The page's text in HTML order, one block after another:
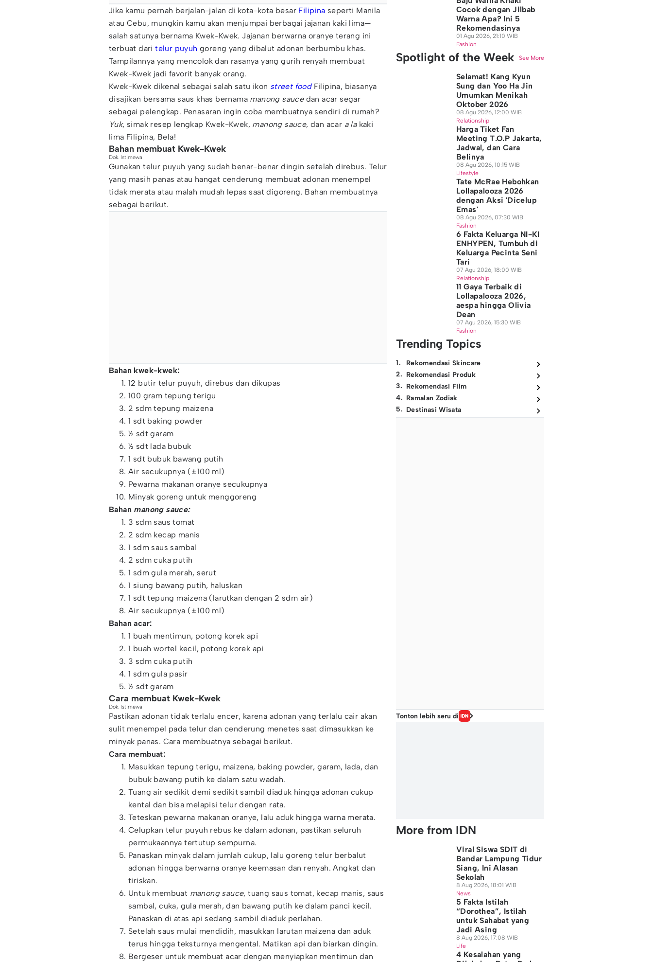
Jika kamu pernah berjalan-jalan di kota-kota besar Filipina seperti Manila
atau Cebu, mungkin kamu akan menjumpai berbagai jajanan kaki lima—
salah satunya bernama Kwek-Kwek. Jajanan berwarna oranye terang ini
terbuat daritelur puyuh goreng yang dibalut adonan berbumbu khas.
Tampilannya yang mencolok dan rasanya yang gurih renyah membuat
Kwek-Kwek jadi favorit banyak orang.
Kwek-Kwek dikenal sebagai salah satu ikon street foodFilipina, biasanya
disajikan bersama saus khas bernama manong saucedan acar segar
sebagai pelengkap. Penasaran ingin coba membuatnya sendiri di rumah?
Yuk, simak resep lengkap Kwek-Kwek, manong sauce, dan acar a lakaki
lima Filipina, Bela!
Bahan membuat Kwek-Kwek
Dok. Istimewa
Gunakan telur puyuh yang sudah benar-benar dingin setelah direbus. Telur
yang masih panas atau hangat cenderung membuat adonan menempel
tidak merata atau malah mudah lepas saat digoreng. Bahan membuatnya
sebagai berikut.
Bahan kwek-kwek:
12 butir telur puyuh, direbus dan dikupas
100 gram tepung terigu
2 sdm tepung maizena
1 sdt baking powder
½ sdt garam
½ sdt lada bubuk
1 sdt bubuk bawang putih
Air secukupnya (±100 ml)
Pewarna makanan oranye secukupnya
Minyak goreng untuk menggoreng
Bahan manong sauce:
3 sdm saus tomat
2 sdm kecap manis
1 sdm saus sambal
2 sdm cuka putih
1 sdm gula merah, serut
1 siung bawang putih, haluskan
1 sdt tepung maizena (larutkan dengan 2 sdm air)
Air secukupnya (±100 ml)
Bahan acar:
1 buah mentimun, potong korek api
1 buah wortel kecil, potong korek api
3 sdm cuka putih
1 sdm gula pasir
½ sdt garam
Cara membuat Kwek-Kwek
Dok. Istimewa
Pastikan adonan tidak terlalu encer, karena adonan yang terlalu cair akan
sulit menempel pada telur dan cenderung menetes saat dimasukkan ke
minyak panas. Cara membuatnya sebagai berikut.
Cara membuat:
Masukkan tepung terigu, maizena, baking powder, garam, lada, dan
bubuk bawang putih ke dalam satu wadah.
Tuang air sedikit demi sedikit sambil diaduk hingga adonan cukup
kental dan bisa melapisi telur dengan rata.
Teteskan pewarna makanan oranye, lalu aduk hingga warna merata.
Celupkan telur puyuh rebus ke dalam adonan, pastikan seluruh
permukaannya tertutup sempurna.
Panaskan minyak dalam jumlah cukup, lalu goreng telur berbalut
adonan hingga berwarna oranye keemasan dan renyah. Angkat dan
tiriskan.
Untuk membuat manong sauce, tuang saus tomat, kecap manis, saus
sambal, cuka, gula merah, dan bawang putih ke dalam panci kecil.
Panaskan di atas api sedang sambil diaduk perlahan.
Setelah saus mulai mendidih, masukkan larutan maizena dan aduk
terus hingga teksturnya mengental. Matikan api dan biarkan dingin.
Bergeser untuk membuat acar dengan menyiapkan mentimun dan
Cocok dengan Jilbab
Warna Apa? Ini 5
Rekomendasinya
01 Agu 2026, 21:10 WIB
Fashion
Spotlight of the Week See More
Selamat! Kang Kyun
Sung dan Yoo Ha Jin
Umumkan Menikah
Oktober 2026
08 Agu 2026, 12:00 WIB
Relationship
Harga Tiket Fan
Meeting T.O.P Jakarta,
Jadwal, dan Cara
Belinya
08 Agu 2026, 10:15 WIB
Lifestyle
Tate McRae Hebohkan
Lollapalooza 2026
dengan Aksi 'Dicelup
Emas'
08 Agu 2026, 07:30 WIB
Fashion
6 Fakta Keluarga NI-KI
ENHYPEN, Tumbuh di
Keluarga Pecinta Seni
Tari
07 Agu 2026, 18:00 WIB
Relationship
11 Gaya Terbaik di
Lollapalooza 2026,
aespa hingga Olivia
Dean
07 Agu 2026, 15:30 WIB
Fashion
Trending Topics
1.
Rekomendasi Skincare
2. Rekomendasi Produk
3. Rekomendasi Film
4. Ramalan Zodiak
5. Destinasi Wisata
Tonton lebih seru di
More from IDN
Viral Siswa SDIT di
Bandar Lampung Tidur
Siang, Ini Alasan
Sekolah
8 Aug 2026, 18:01 WIB
News
5 Fakta Istilah
“Dorothea”, Istilah
untuk Sahabat yang
Jadi Asing
8 Aug 2026, 17:08 WIB
Life
4 Kesalahan yang